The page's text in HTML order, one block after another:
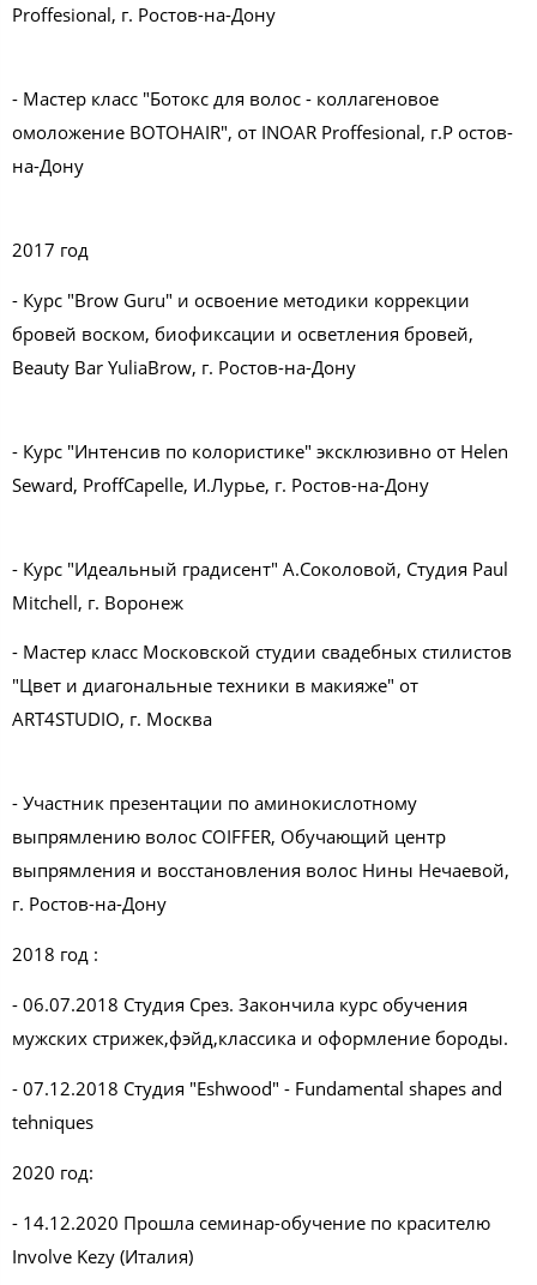
Proffesional, г. Ростов-на-Дону
- Мастер класс "Ботокс для волос - коллагеновое
омоложение BOTOHAIR", от INOAR Proffesional, г.Р остов-
на-Дону
2017 год
- Курс "Brow Guru" и освоение методики коррекции
бровей воском, биофиксации и осветления бровей,
Beauty Bar YuliaBrow, г. Ростов-на-Дону
- Курс "Интенсив по колористике" эксклюзивно от Helen
Seward, ProffCapelle, И.Лурье, г. Ростов-на-Дону
- Курс "Идеальный градисент" А.Соколовой, Студия Paul
Mitchell, г. Воронеж
- Мастер класс Московской студии свадебных стилистов
"Цвет и диагональные техники в макияже" от
ART4STUDIO, г. Москва
- Участник презентации по аминокислотному
выпрямлению волос COIFFER, Обучающий центр
выпрямления и восстановления волос Нины Нечаевой,
г. Ростов-на-Дону
2018 год :
- 06.07.2018 Студия Срез. Закончила курс обучения
мужских стрижек,фэйд,классика и оформление бороды.
- 07.12.2018 Студия "Eshwood" - Fundamental shapes and
tehniques
2020 год:
- 14.12.2020 Прошла семинар-обучение по красителю
Involve Kezy (Италия)